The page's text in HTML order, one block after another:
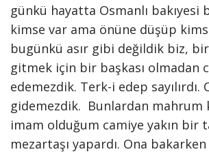
günkü hayatta Osmanlı bakıyesi
kimse var ama önüne düşüp
bugünkü asır gibi değildik biz,
gitmek için bir başkası olmadan
edemezdik. Terk-i edep sayılırdı.
gidemezdik. Bunlardan mahrum
imam olduğum camiye yakın bir
mezartaşı yapardı. Ona